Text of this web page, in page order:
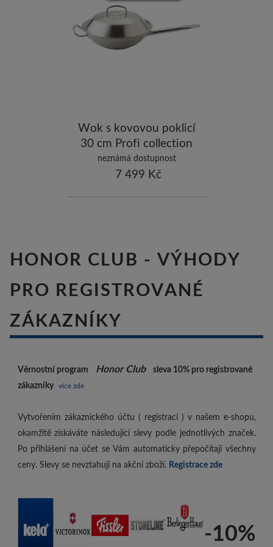
Wok s kovovou poklicí
30 cm Profi collection
nerez
neznámá dostupnost
7 499 Kč
HONOR CLUB - VÝHODY
PRO REGISTROVANÉ
ZÁKAZNÍKY
Věrnostní program Honor Club sleva 10% pro registrované
zákazníky více zde
Vytvořením zákaznického účtu ( registrací ) v našem e-shopu,
okamžitě získáváte následující slevy podle jednotlivých značek.
Po přihlášení na účet se Vám automaticky přepočítají všechny
ceny. Slevy se nevztahují na akční zboží. Registrace zde
-10%